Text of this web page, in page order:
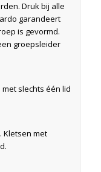
Druk bij alle
garandeert
is gevormd.
groepsleider
slechts één lid
Kletsen met